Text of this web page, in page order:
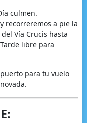
culmen.
recorreremos a pie la
Vía Crucis hasta
libre para
para tu vuelo